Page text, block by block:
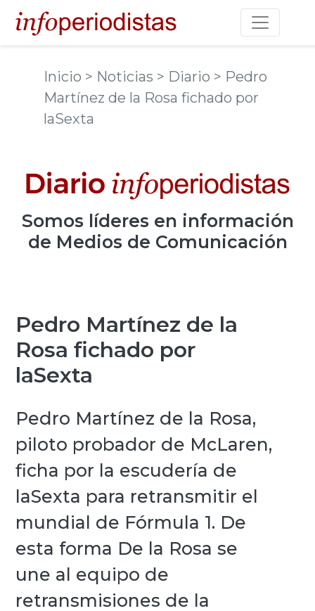
Toggle
Inicio > Noticias > Diario > Pedro
Martínez de la Rosa fichado por
laSexta
Somos líderes en información
de Medios de Comunicación
Pedro Martínez de la
Rosa fichado por
laSexta
Pedro Martínez de la Rosa,
piloto probador de McLaren,
ficha por la escudería de
laSexta para retransmitir el
mundial de Fórmula 1. De
esta forma De la Rosa se
une al equipo de
retransmisiones de la